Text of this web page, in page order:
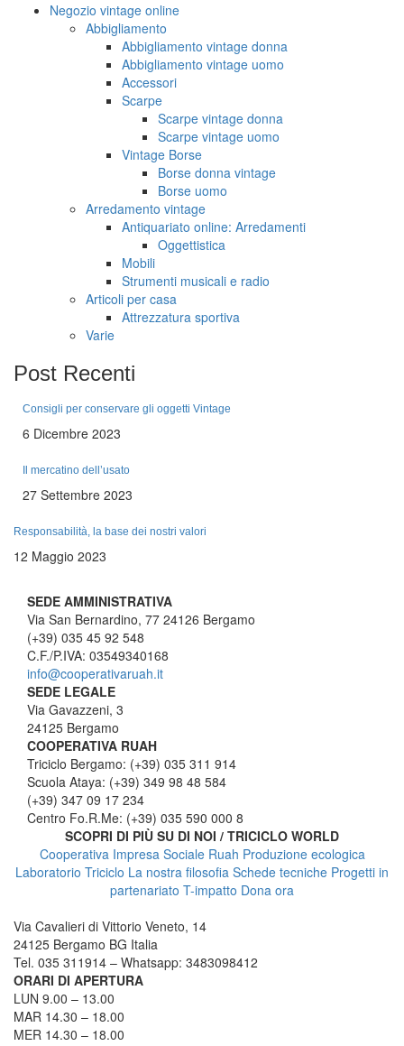
Negozio vintage online
Abbigliamento
Abbigliamento vintage donna
Abbigliamento vintage uomo
Accessori
Scarpe
Scarpe vintage donna
Scarpe vintage uomo
Vintage Borse
Borse donna vintage
Borse uomo
Arredamento vintage
Antiquariato online: Arredamenti
Oggettistica
Mobili
Strumenti musicali e radio
Articoli per casa
Attrezzatura sportiva
Varie
Post Recenti
Consigli per conservare gli oggetti Vintage
6 Dicembre 2023
Il mercatino dell’usato
27 Settembre 2023
Responsabilità, la base dei nostri valori
12 Maggio 2023
SEDE AMMINISTRATIVA
Via San Bernardino, 77 24126 Bergamo
(+39) 035 45 92 548
C.F./P.IVA: 03549340168
info@cooperativaruah.it
SEDE LEGALE
Via Gavazzeni, 3
24125 Bergamo
COOPERATIVA RUAH
Triciclo Bergamo: (+39) 035 311 914
Scuola Ataya: (+39) 349 98 48 584
(+39) 347 09 17 234
Centro Fo.R.Me: (+39) 035 590 000 8
SCOPRI DI PIÙ SU DI NOI / TRICICLO WORLD
Cooperativa Impresa Sociale Ruah Produzione ecologica
Laboratorio Triciclo La nostra filosofia Schede tecniche Progetti in
partenariato T-impatto Dona ora
Via Cavalieri di Vittorio Veneto, 14
24125 Bergamo BG Italia
Tel. 035 311914 – Whatsapp: 3483098412
ORARI DI APERTURA
LUN 9.00 – 13.00
MAR 14.30 – 18.00
MER 14.30 – 18.00